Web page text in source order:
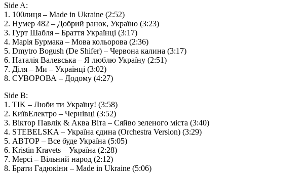
Side A:
1. 100лиця – Made in Ukraine (2:52)
2. Нумер 482 – Добрий ранок, Україно (3:23)
3. Гурт Шабля – Браття Українці (3:17)
4. Марія Бурмака – Мова кольорова (2:36)
5. Dmytro Bogush (De Shifer) – Червона калина (3:17)
6. Наталія Валевська – Я люблю Україну (2:51)
7. Дiля – Ми – Українці (3:02)
8. СУВОРОВА – Додому (4:27)
Side B:
1. TIK – Люби ти Україну! (3:58)
2. КиївЕлектро – Чернiвцi (3:52)
3. Віктор Павлік & Аква Віта – Сяйво зеленого міста (3:40)
4. STEBELSKA – Україна єдина (Orchestra Version) (3:29)
5. АВТОР – Все буде Україна (5:05)
6. Kristin Kravets – Україна (2:28)
7. Мерсі – Вільний народ (2:12)
8. Брати Гадюкiни – Made in Ukraine (5:06)